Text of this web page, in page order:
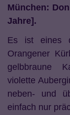
München:
Jahre].
Es ist eines
Orangener
gelbbraune
violette
neben- und
einfach nur